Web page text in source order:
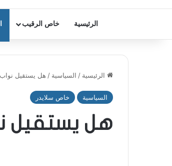
الرئيسية خاص الرقيب
الرئيسية / السياسية / هل يستقيل نواب
السياسية خاص سلايدر
هل يستقيل